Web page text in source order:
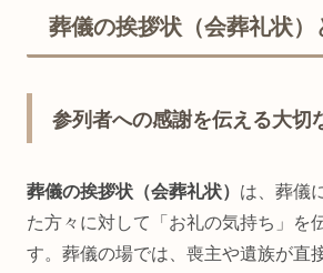
葬儀の挨拶状（会葬礼状）
参列者への感謝を伝える大切
葬儀の挨拶状（会葬礼状） は、葬儀
た方々に対して「お礼の気持ち」を
す。葬儀の場では、喪主や遺族が直